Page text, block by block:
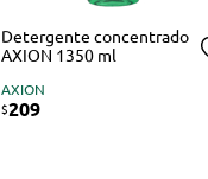
Detergente concentrado
AXION 1350 ml
AXION
$209